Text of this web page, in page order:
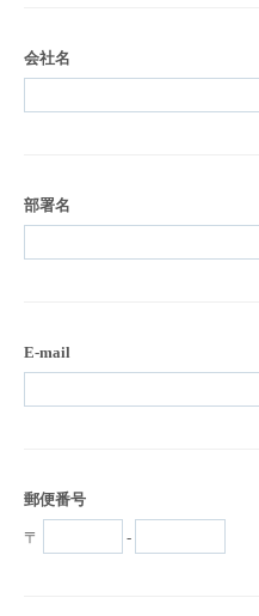
会社名
部署名
E-mail
郵便番号
〒 -